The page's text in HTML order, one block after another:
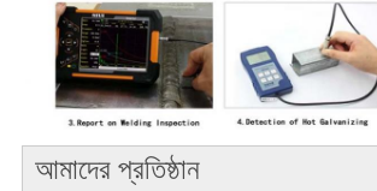
আমাদের প্রতিষ্ঠান